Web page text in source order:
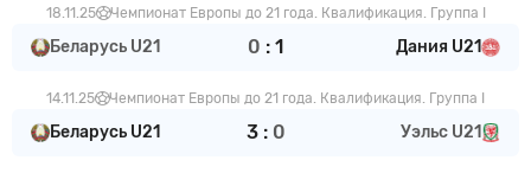
18.11.25 Чемпионат Европы до 21 года. Квалификация. Группа I
Беларусь U21 0 : 1 Дания U21
14.11.25 Чемпионат Европы до 21 года. Квалификация. Группа I
Беларусь U21 3: 0 Уэльс U21